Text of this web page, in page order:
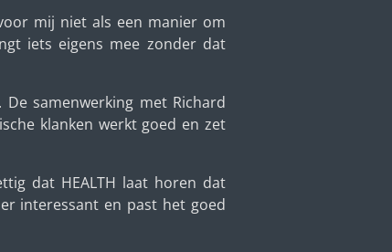
mij niet als een manier om
iets eigens mee zonder dat
samenwerking met Richard
klanken werkt goed en zet
dat HEALTH laat horen dat
interessant en past het goed